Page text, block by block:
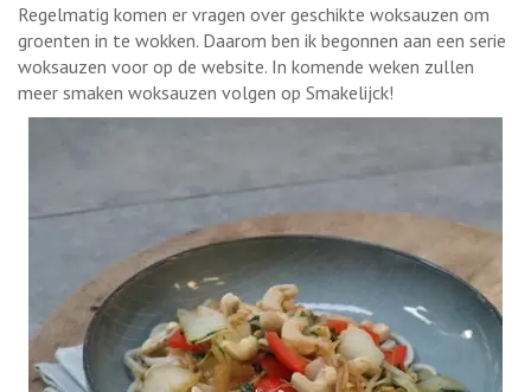
Regelmatig komen er vragen over geschikte woksauzen om
groenten in te wokken. Daarom ben ik begonnen aan een serie
woksauzen voor op de website. In komende weken zullen
meer smaken woksauzen volgen op Smakelijck!